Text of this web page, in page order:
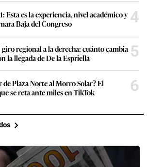
Esta es la experiencia, nivel académico y
Baja del Congreso
4
regional a la derecha: cuánto cambia
la llegada de De la Espriella
5
Plaza Norte al Morro Solar? El
se reta ante miles en TikTok
6